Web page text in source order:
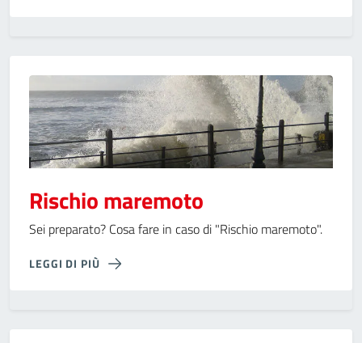
Rischio maremoto
Sei preparato? Cosa fare in caso di "Rischio maremoto".
LEGGI DI PIÙ